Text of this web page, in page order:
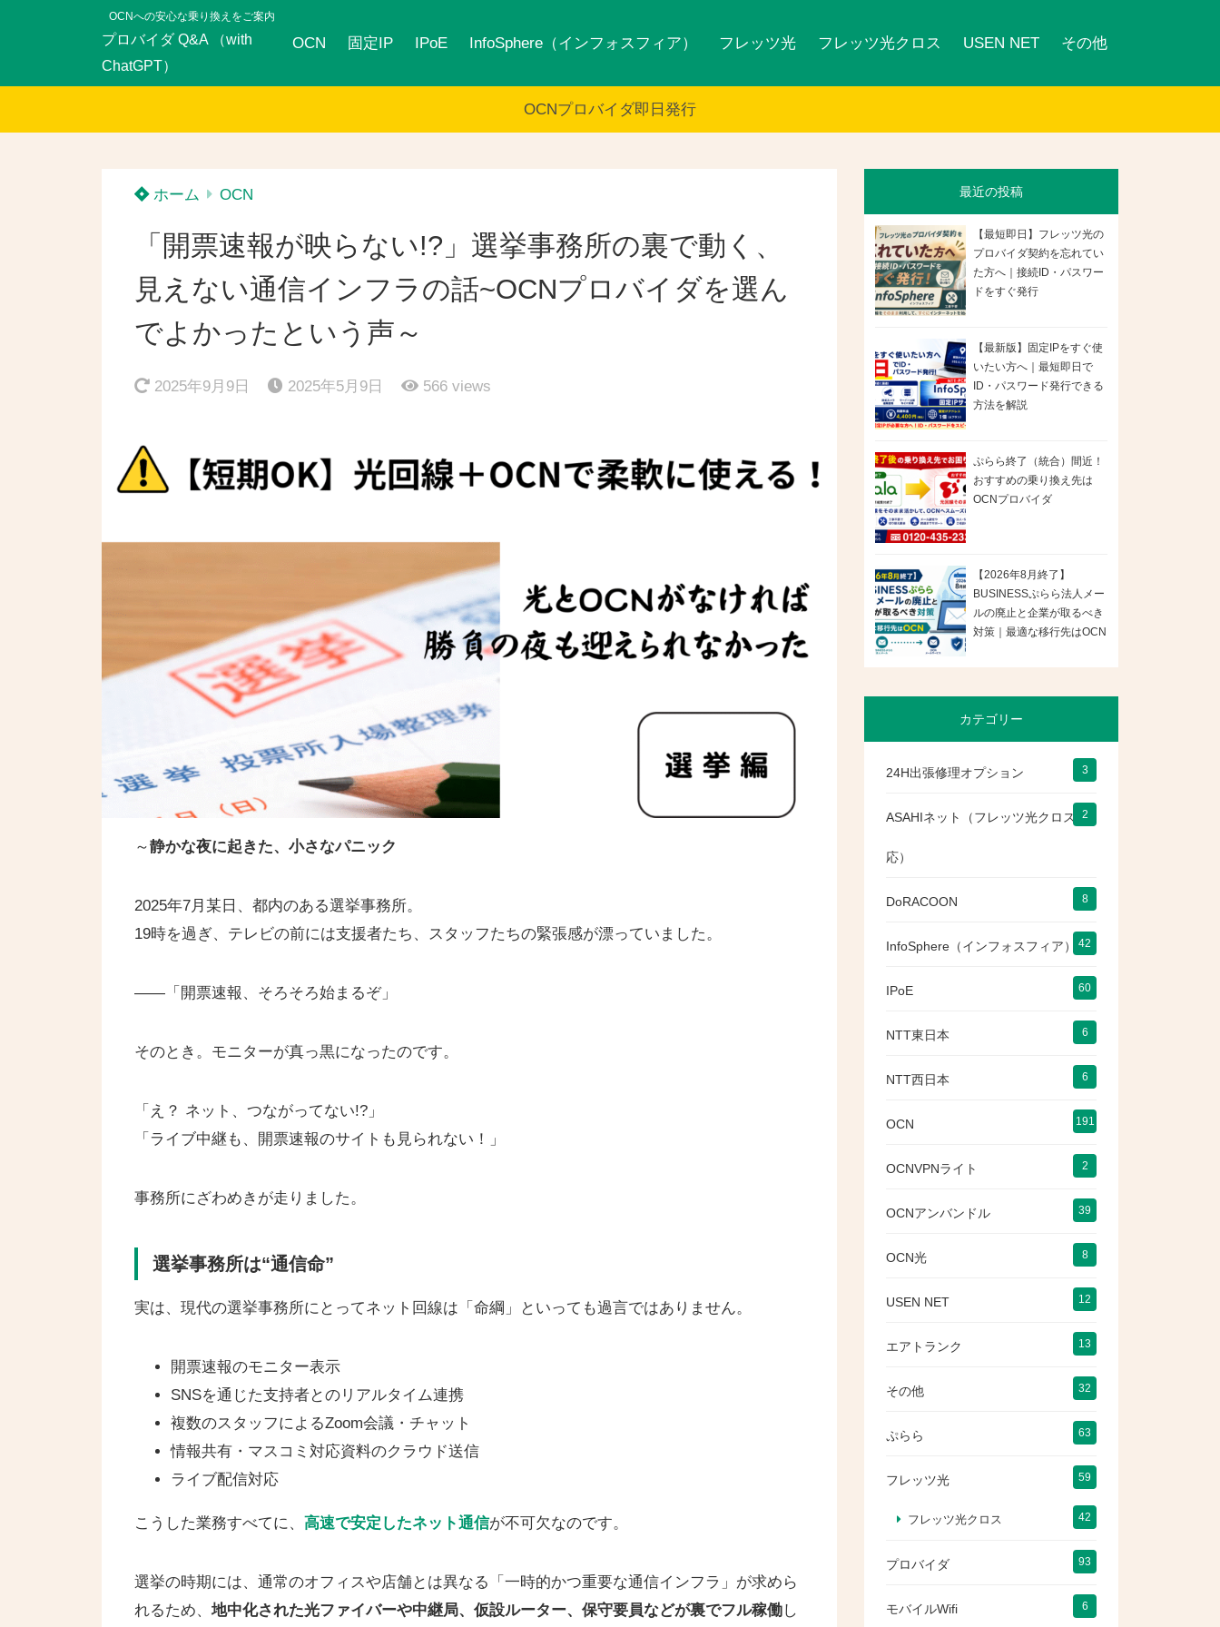
OCNへの安心な乗り換えをご案内
プロバイダ Q&A （with
ChatGPT）
OCN 固定IP IPoE InfoSphere（インフォスフィア） フレッツ光 フレッツ光クロス USEN NET その他
OCNプロバイダ即日発行
ホーム OCN
「開票速報が映らない!?」選挙事務所の裏で動く、
見えない通信インフラの話~OCNプロバイダを選ん
でよかったという声～
2025年9月9日 2025年5月9日 566 views
～静かな夜に起きた、小さなパニック
2025年7月某日、都内のある選挙事務所。
19時を過ぎ、テレビの前には支援者たち、スタッフたちの緊張感が漂っていました。
——「開票速報、そろそろ始まるぞ」
そのとき。モニターが真っ黒になったのです。
「え？ ネット、つながってない!?」
「ライブ中継も、開票速報のサイトも見られない！」
事務所にざわめきが走りました。
選挙事務所は“通信命”
実は、現代の選挙事務所にとってネット回線は「命綱」といっても過言ではありません。
開票速報のモニター表示
SNSを通じた支持者とのリアルタイム連携
複数のスタッフによるZoom会議・チャット
情報共有・マスコミ対応資料のクラウド送信
ライブ配信対応
こうした業務すべてに、 高速で安定したネット通信が不可欠なのです。
選挙の時期には、通常のオフィスや店舗とは異なる「一時的かつ重要な通信インフラ」が求めら
れるため、 地中化された光ファイバーや中継局、仮設ルーター、保守要員などが裏でフル稼働し
最近の投稿
【最短即日】フレッツ光の
プロバイダ契約を忘れてい
た方へ｜接続ID・パスワー
ドをすぐ発行
【最新版】固定IPをすぐ使
いたい方へ｜最短即日で
ID・パスワード発行できる
方法を解説
ぷらら終了（統合）間近！
おすすめの乗り換え先は
OCNプロバイダ
【2026年8月終了】
BUSINESSぷらら法人メー
ルの廃止と企業が取るべき
対策｜最適な移行先はOCN
カテゴリー
24H出張修理オプション 3
ASAHIネット（フレッツ光クロス対
応）
2
DoRACOON 8
InfoSphere（インフォスフィア） 42
IPoE 60
NTT東日本 6
NTT西日本 6
OCN 191
OCNVPNライト 2
OCNアンバンドル 39
OCN光 8
USEN NET 12
エアトランク 13
その他 32
ぷらら 63
フレッツ光 59
フレッツ光クロス 42
プロバイダ 93
モバイルWifi 6